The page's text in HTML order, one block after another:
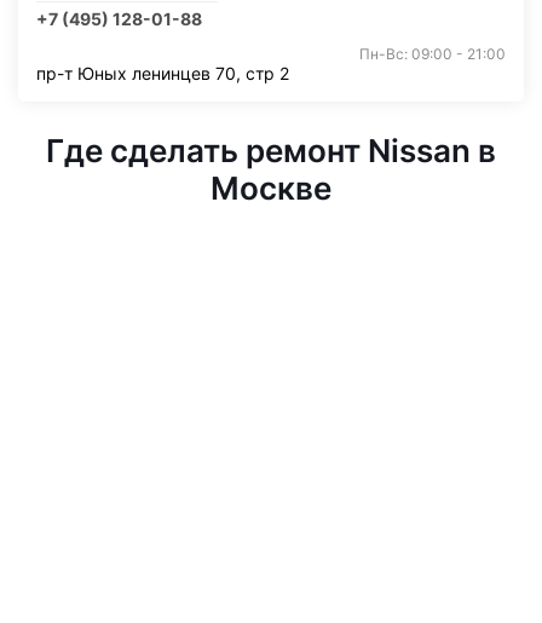
+7 (495) 128-01-88
Пн-Вс: 09:00 - 21:00
пр-т Юных ленинцев 70, стр 2
Где сделать ремонт Nissan в
Москве